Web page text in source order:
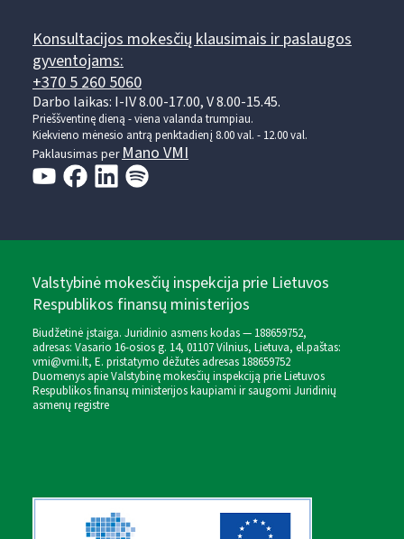
Konsultacijos mokesčių klausimais ir paslaugos
gyventojams:
+370 5 260 5060
Darbo laikas: I-IV 8.00-17.00, V 8.00-15.45.
Prieššventinę dieną - viena valanda trumpiau.
Kiekvieno mėnesio antrą penktadienį 8.00 val. - 12.00 val.
Paklausimas perMano VMI
Valstybinė mokesčių inspekcija prie Lietuvos
Respublikos finansų ministerijos
Biudžetinė įstaiga. Juridinio asmens kodas — 188659752,
adresas: Vasario 16-osios g. 14, 01107 Vilnius, Lietuva, el.paštas:
vmi@vmi.lt, E. pristatymo dėžutės adresas 188659752
Duomenys apie Valstybinę mokesčių inspekciją prie Lietuvos
Respublikos finansų ministerijos kaupiami ir saugomi Juridinių
asmenų registre